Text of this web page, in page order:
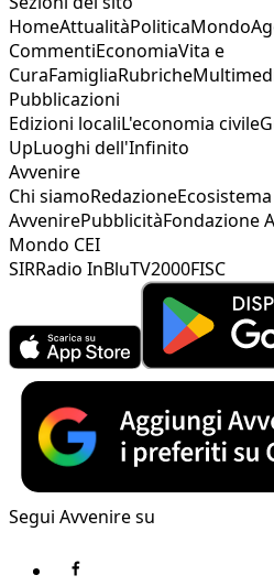
HomeAttualitàPoliticaMondo
CommentiEconomiaVita e
CuraFamigliaRubriche
Pubblicazioni
Edizioni localiL'economia civile
UpLuoghi dell'Infinito
Avvenire
Chi siamoRedazioneEcosistema
AvvenirePubblicitàFondazione
Mondo CEI
SIRRadio InBluTV2000FISC
Segui Avvenire su